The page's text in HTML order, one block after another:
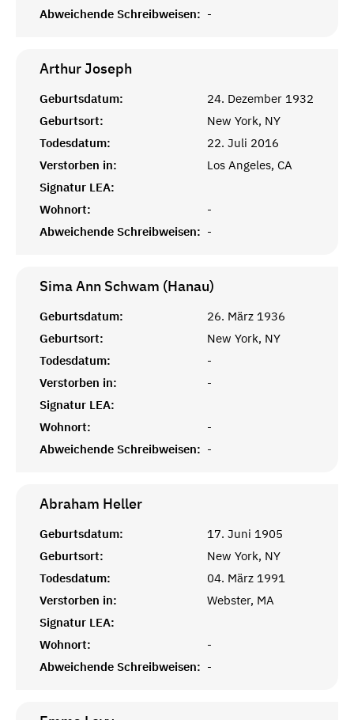
Abweichende Schreibweisen: -
ArthurJoseph
Geburtsdatum:
24. Dezember 1932
Geburtsort:
New York, NY
Todesdatum:
22. Juli 2016
Verstorben in:
Los Angeles, CA
Signatur LEA:
Wohnort:
-
Abweichende Schreibweisen: -
Sima Ann Schwam (Hanau)
Geburtsdatum:
26. März 1936
Geburtsort:
New York, NY
Todesdatum:
-
Verstorben in:
-
Signatur LEA:
Wohnort:
-
Abweichende Schreibweisen: -
Abraham Heller
Geburtsdatum:
17. Juni 1905
Geburtsort:
New York, NY
Todesdatum:
04. März 1991
Verstorben in:
Webster, MA
Signatur LEA:
Wohnort:
-
Abweichende Schreibweisen: -